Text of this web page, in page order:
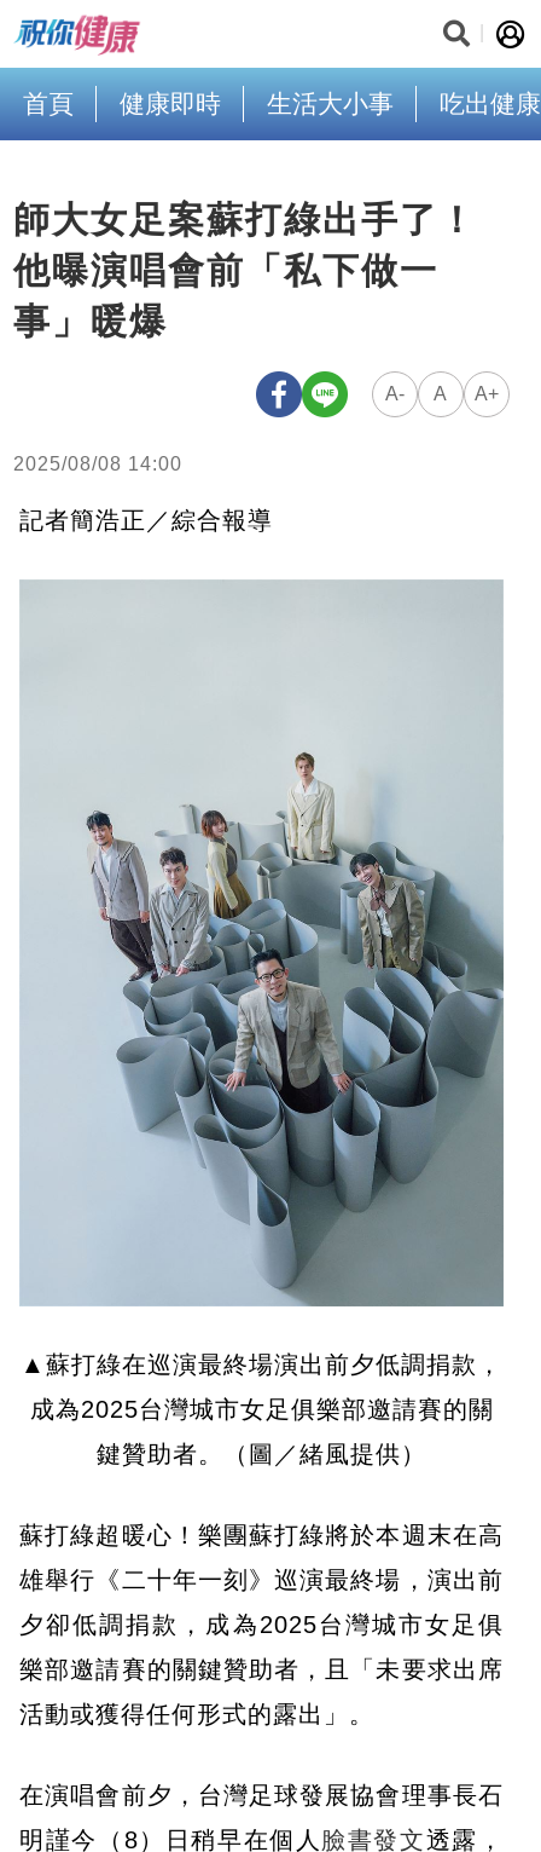
首頁 健康即時 生活大小事 吃出健康
師大女足案蘇打綠出手了！
他曝演唱會前「私下做一
事」暖爆
A- A A+
2025/08/08 14:00
記者簡浩正／綜合報導
▲蘇打綠在巡演最終場演出前夕低調捐款，
成為2025台灣城市女足俱樂部邀請賽的關
鍵贊助者。（圖／緒風提供）
蘇打綠超暖心！樂團蘇打綠將於本週末在高
雄舉行《二十年一刻》巡演最終場，演出前
夕卻低調捐款，成為2025台灣城市女足俱
樂部邀請賽的關鍵贊助者，且「未要求出席
活動或獲得任何形式的露出」。
在演唱會前夕，台灣足球發展協會理事長石
明謹今（8）日稍早在個人 臉書發文透露，